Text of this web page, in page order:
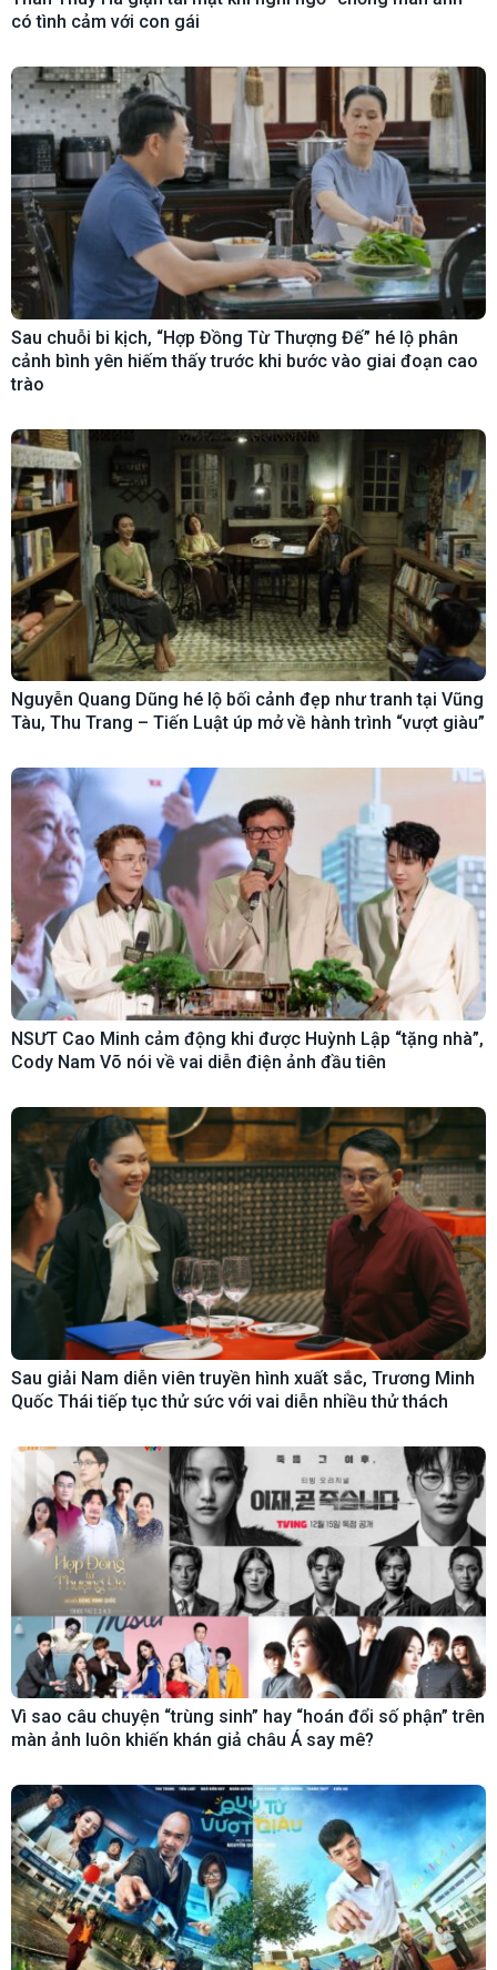
có tình cảm với con gái
Sau chuỗi bi kịch, “Hợp Đồng Từ Thượng Đế” hé lộ phân
cảnh bình yên hiếm thấy trước khi bước vào giai đoạn cao
trào
Nguyễn Quang Dũng hé lộ bối cảnh đẹp như tranh tại Vũng
Tàu, Thu Trang – Tiến Luật úp mở về hành trình “vượt giàu”
NSƯT Cao Minh cảm động khi được Huỳnh Lập “tặng nhà”,
Cody Nam Võ nói về vai diễn điện ảnh đầu tiên
Sau giải Nam diễn viên truyền hình xuất sắc, Trương Minh
Quốc Thái tiếp tục thử sức với vai diễn nhiều thử thách
Vì sao câu chuyện “trùng sinh” hay “hoán đổi số phận” trên
màn ảnh luôn khiến khán giả châu Á say mê?